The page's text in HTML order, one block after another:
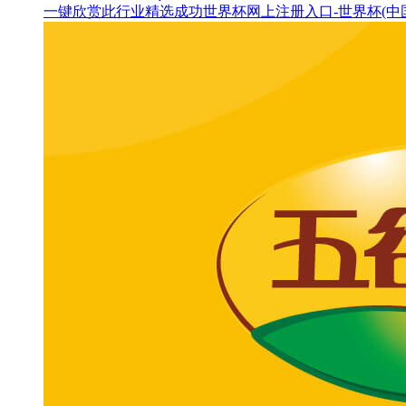
一键欣赏此行业精选成功世界杯网上注册入口-世界杯(中